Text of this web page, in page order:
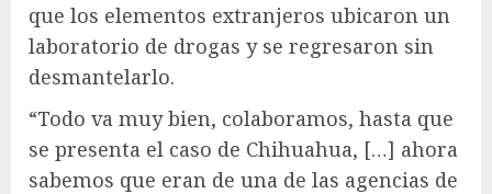
que los elementos extranjeros ubicaron un
laboratorio de drogas y se regresaron sin
desmantelarlo.
“Todo va muy bien, colaboramos, hasta que
se presenta el caso de Chihuahua, […] ahora
sabemos que eran de una de las agencias de